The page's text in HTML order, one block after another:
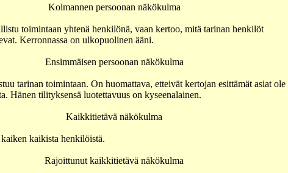
Kolmannen persoonan näkökulma
toimintaan yhtenä henkilönä, vaan kertoo, mitä tarinan henkilöt
Kerronnassa on ulkopuolinen ääni.
Ensimmäisen persoonan näkökulma
tarinan toimintaan. On huomattava, etteivät kertojan esittämät asiat ole
Hänen tilityksensä luotettavuus on kyseenalainen.
Kaikkitietävä näkökulma
kaikista henkilöistä.
Rajoittunut kaikkitietävä näkökulma